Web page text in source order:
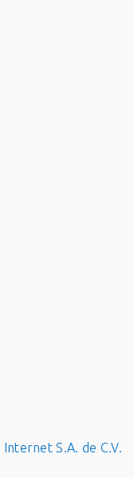
S.A. de C.V.